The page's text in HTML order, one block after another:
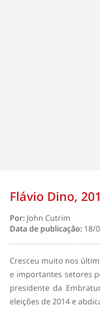
Flávio Dino,
Por: John Cutrim
Data de publicação: 18/
Cresceu muito nos
e importantes setores
presidente da
eleições de 2014 e